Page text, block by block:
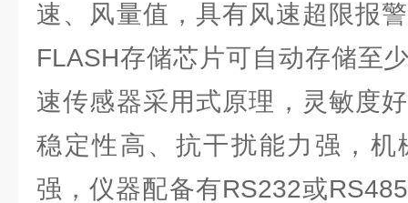
速、风量值，具有风速超限报
FLASH存储芯片可自动存储至
速传感器采用式原理，灵敏度
稳定性高、抗干扰能力强，机
强，仪器配备有RS232或